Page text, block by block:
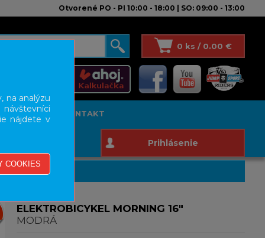
Otvorené PO - PI 10:00 - 18:00 | SO: 09:00 - 13:00
0 ks / 0.00 €
STUDIO KONTAKT
Prihlásenie
ELEKTROBICYKEL MORNING 16"
MODRÁ
na analýzu
nájdete v